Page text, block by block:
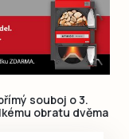
heslo
Inspirace
Čtenáři píší
Speciální přílohy
souboj o 3.
obratu dvěma